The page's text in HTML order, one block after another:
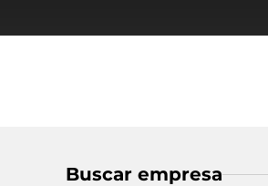
Buscar empresa